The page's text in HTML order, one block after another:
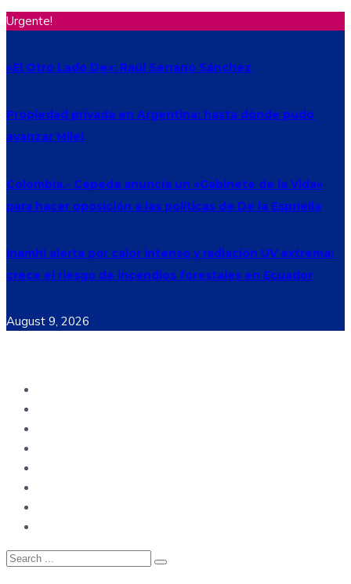
Urgente!
«El Otro Lado De»: Raúl Serrano Sánchez
Propiedad privada en Argentina: hasta dónde pudo
avanzar Milei
Colombia.- Cepeda anuncia un «Gabinete de la Vida»
para hacer oposición a las políticas de De la Espriella
Inamhi alerta por calor intenso y radiación UV extrema:
crece el riesgo de incendios forestales en Ecuador
August 9, 2026